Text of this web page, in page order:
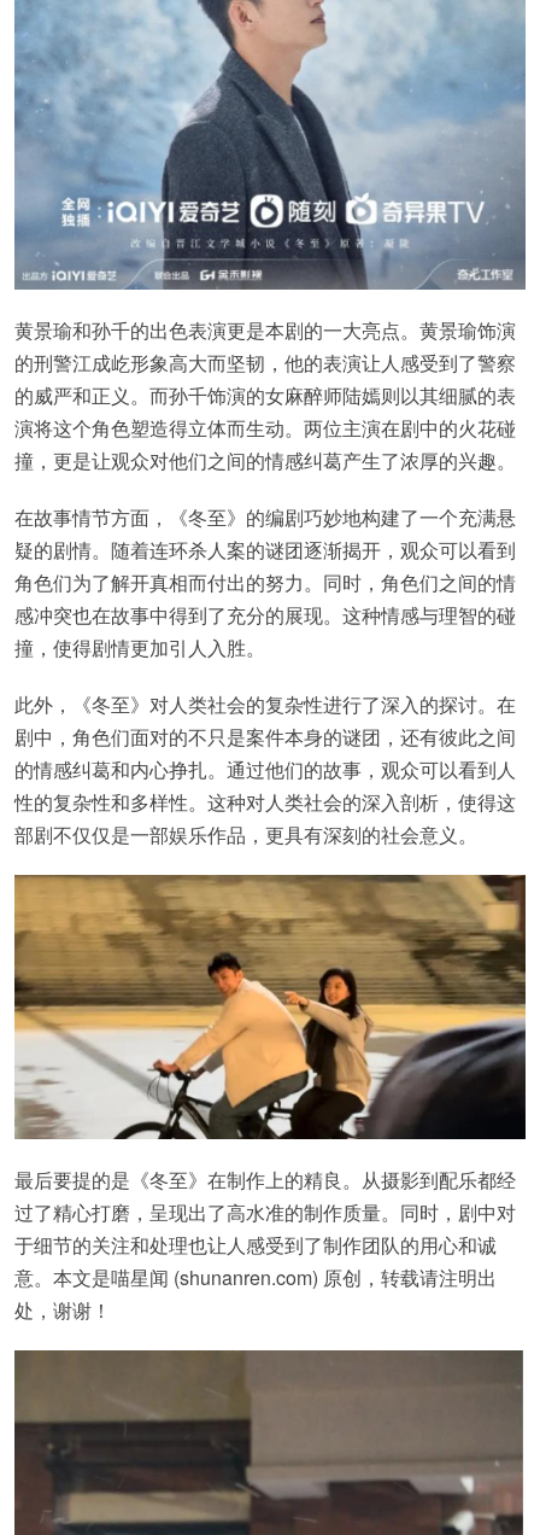
黄景瑜和孙千的出色表演更是本剧的一大亮点。黄景瑜饰演
的刑警江成屹形象高大而坚韧，他的表演让人感受到了警察
的威严和正义。而孙千饰演的女麻醉师陆嫣则以其细腻的表
演将这个角色塑造得立体而生动。两位主演在剧中的火花碰
撞，更是让观众对他们之间的情感纠葛产生了浓厚的兴趣。
在故事情节方面，《冬至》的编剧巧妙地构建了一个充满悬
疑的剧情。随着连环杀人案的谜团逐渐揭开，观众可以看到
角色们为了解开真相而付出的努力。同时，角色们之间的情
感冲突也在故事中得到了充分的展现。这种情感与理智的碰
撞，使得剧情更加引人入胜。
此外，《冬至》对人类社会的复杂性进行了深入的探讨。在
剧中，角色们面对的不只是案件本身的谜团，还有彼此之间
的情感纠葛和内心挣扎。通过他们的故事，观众可以看到人
性的复杂性和多样性。这种对人类社会的深入剖析，使得这
部剧不仅仅是一部娱乐作品，更具有深刻的社会意义。
最后要提的是《冬至》在制作上的精良。从摄影到配乐都经
过了精心打磨，呈现出了高水准的制作质量。同时，剧中对
于细节的关注和处理也让人感受到了制作团队的用心和诚
意。本文是喵星闻 (shunanren.com) 原创，转载请注明出
处，谢谢！